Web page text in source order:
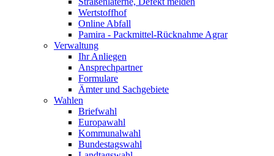
Wertstoffhof
Online Abfall
Pamira - Packmittel-Rücknahme Agrar
Verwaltung
Ihr Anliegen
Ansprechpartner
Formulare
Ämter und Sachgebiete
Wahlen
Briefwahl
Europawahl
Kommunalwahl
Bundestagswahl